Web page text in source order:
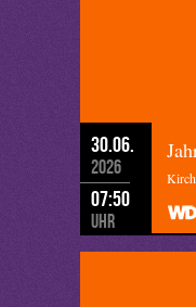
30.06.
2026
07:50
Uhr